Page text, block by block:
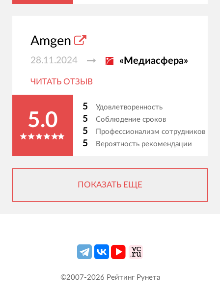
Amgen
28.11.2024 «Медиасфера»
ЧИТАТЬ ОТЗЫВ
5.0
5 Удовлетворенность
5 Соблюдение сроков
5 Профессионализм сотрудников
5 Вероятность рекомендации
ПОКАЗАТЬ ЕЩЕ
©2007-2026 Рейтинг Рунета